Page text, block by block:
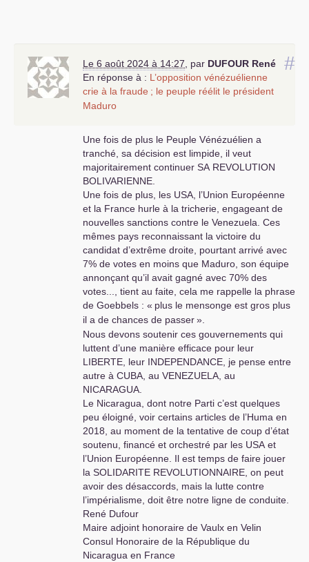
#
Le 6 août 2024 à 14:27, par DUFOUR René
En réponse à : L’opposition vénézuélienne
crie à la fraude ; le peuple réélit le président
Maduro
Une fois de plus le Peuple Vénézuélien a
tranché, sa décision est limpide, il veut
majoritairement continuer SA REVOLUTION
BOLIVARIENNE.
Une fois de plus, les USA, l’Union Européenne
et la France hurle à la tricherie, engageant de
nouvelles sanctions contre le Venezuela. Ces
mêmes pays reconnaissant la victoire du
candidat d’extrême droite, pourtant arrivé avec
7% de votes en moins que Maduro, son équipe
annonçant qu’il avait gagné avec 70% des
votes..., tient au faite, cela me rappelle la phrase
de Goebbels : « plus le mensonge est gros plus
il a de chances de passer».
Nous devons soutenir ces gouvernements qui
luttent d’une manière efficace pour leur
LIBERTE, leur INDEPENDANCE, je pense entre
autre à CUBA, au VENEZUELA, au
NICARAGUA.
Le Nicaragua, dont notre Parti c’est quelques
peu éloigné, voir certains articles de l’Huma en
2018, au moment de la tentative de coup d’état
soutenu, financé et orchestré par les USAet
l’Union Européenne. Il est temps de faire jouer
la SOLIDARITE REVOLUTIONNAIRE, on peut
avoir des désaccords, mais la lutte contre
l’impérialisme, doit être notre ligne de conduite.
René Dufour
Maire adjoint honoraire de Vaulx en Velin
Consul Honoraire de la République du
Nicaragua en France